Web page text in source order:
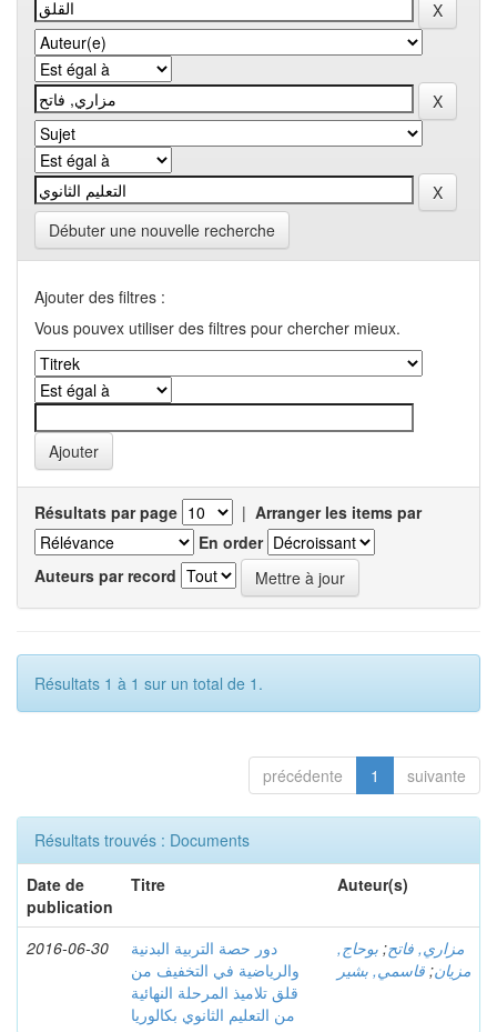
Débuter une nouvelle recherche
Ajouter des filtres :
Vous pouvex utiliser des filtres pour chercher mieux.
Résultats par page | Arranger les items par
En order
Auteurs par record
Résultats 1 à 1 sur un total de 1.
précédente 1 suivante
Résultats trouvés : Documents
Date de
publication
Titre Auteur(s)
2016-06-30
دور حصة التربية البدنية
والرياضية في التخفيف من
قلق تلاميذ المرحلة النهائية
من التعليم الثانوي بكالوريا
مزاري, فاتح; بوحاج,
مزيان; قاسمي, بشير